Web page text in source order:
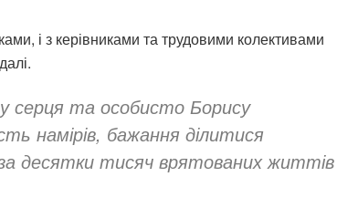
і з керівниками та трудовими колективами
серця та особисто Борису
намірів, бажання ділитися
десятки тисяч врятованих життів